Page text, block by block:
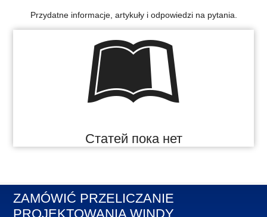
Przydatne informacje, artykuły i odpowiedzi na pytania.
Статей пока нет
ZAMÓWIĆ PRZELICZANIE
PROJEKTOWANIA WINDY